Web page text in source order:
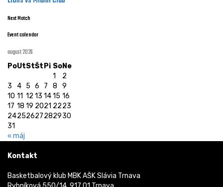
Next Match
Event calendar
august 2026
PoUtStŠt Pi SoNe
« máj
1
2
3
4 5 6 7 8
9
10 11 12 13 1415 16
17 18 19 2021 2223
24252627282930
31
Kontakt
Basketbalový klub MBK AŠK Slávia Trnava